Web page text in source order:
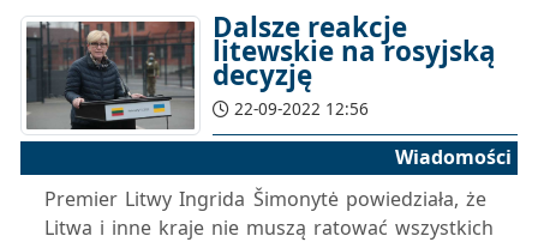
Dalsze reakcje
litewskie na rosyjską
decyzję
22-09-2022 12:56
Wiadomości
Premier Litwy Ingrida Šimonytė powiedziała, że ​​
Litwa i inne kraje nie muszą ratować wszystkich